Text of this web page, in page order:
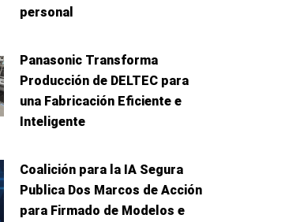
personal
Panasonic Transforma
Producción de DELTEC para
una Fabricación Eficiente e
Inteligente
Coalición para la IA Segura
Publica Dos Marcos de Acción
para Firmado de Modelos e